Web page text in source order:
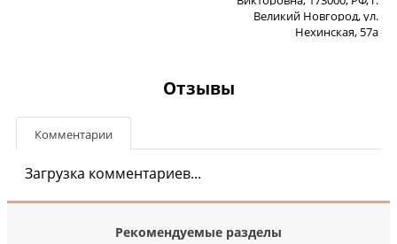
Великий Новгород, ул.
Нехинская, 57а
Отзывы
Комментарии
Загрузка комментариев...
Рекомендуемые разделы